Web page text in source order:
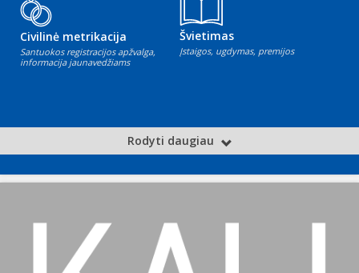
Civilinė metrikacija
Santuokos registracijos apžvalga,
informacija jaunavedžiams
Švietimas
Įstaigos, ugdymas, premijos
Rodyti daugiau